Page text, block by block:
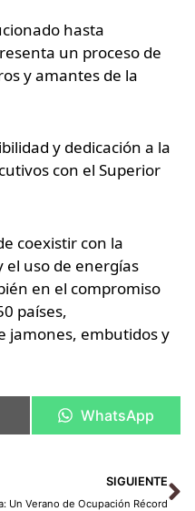
hasta
un proceso de
y amantes de la
y dedicación a la
con el Superior
coexistir con la
uso de energías
en el compromiso
países,
jamones, embutidos y
WhatsApp
SIGUIENTE
Un Verano de Ocupación Récord